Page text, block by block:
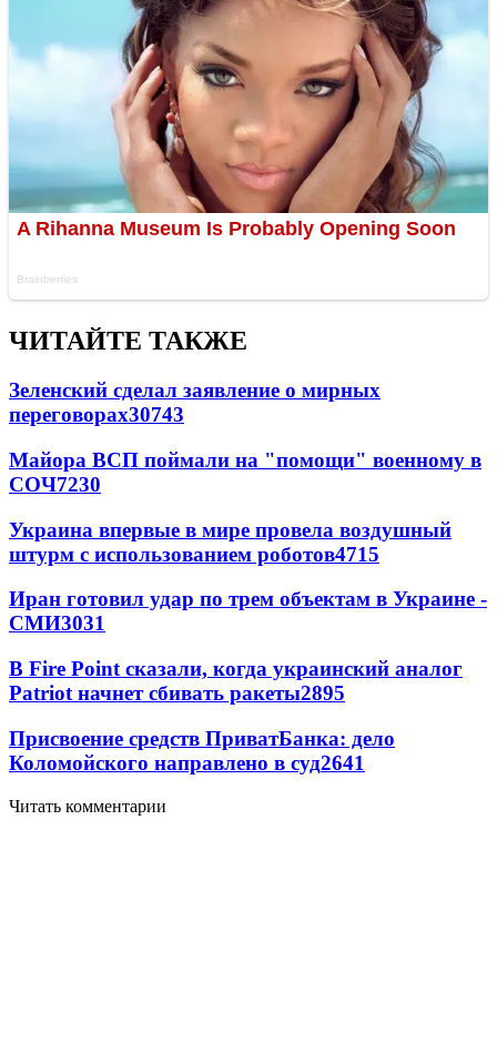
ЧИТАЙТЕ ТАКЖЕ
Зеленский сделал заявление о мирных
переговорах30743
Майора ВСП поймали на "помощи" военному в
СОЧ7230
Украина впервые в мире провела воздушный
штурм с использованием роботов4715
Иран готовил удар по трем объектам в Украине -
СМИ3031
В Fire Point сказали, когда украинский аналог
Patriot начнет сбивать ракеты2895
Присвоение средств ПриватБанка: дело
Коломойского направлено в суд2641
Читать комментарии